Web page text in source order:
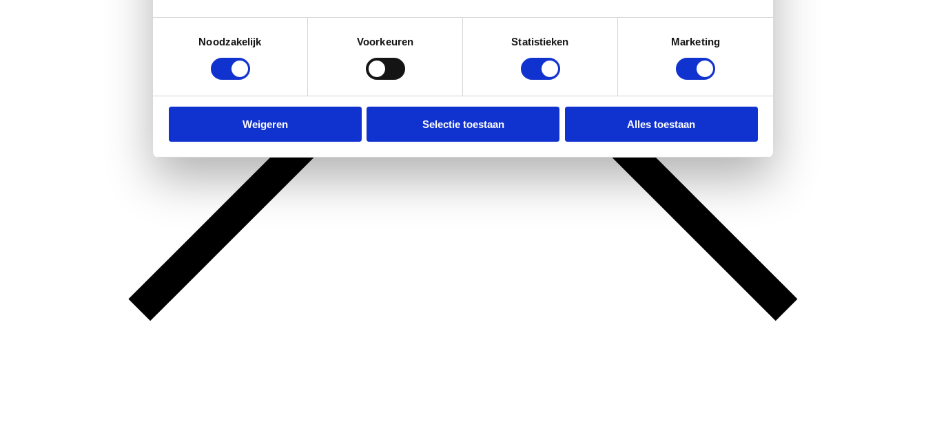
Noodzakelijk
Voorkeuren Statistieken Marketing
Weigeren Selectie toestaan Alles toestaan